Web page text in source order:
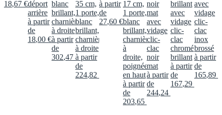
18,67 €déport
arrière
à partir
de
18,00 €
blanc
brillant,
charnières
à droite
à partir
de
302,47 €
35 cm,
1 porte,
blanc
brillant,
charnières
à droite
à partir
de
224,82
à partir
de
27,60 €
17 cm,
1 porte,
blanc
brillant,
charnières
à
droite,
poignée
en haut
à partir
de
203,65
noir
mat
avec
vidage
clic-
clac
noir
mat
à partir
de
244,24
brillant
avec
vidage
clic-
clac
chromé
brillant
à partir
de
167,29
avec
vidage
clic-
clac
inox
brossé
à partir
de
165,89